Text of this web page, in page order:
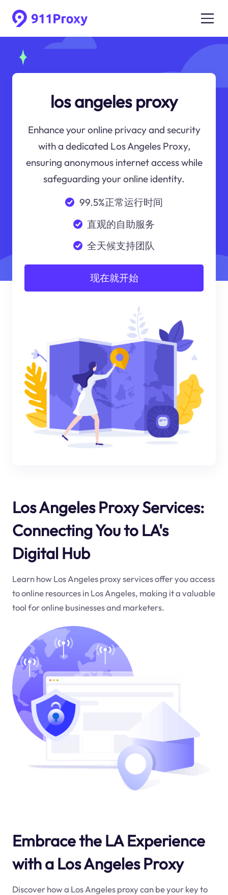
los angeles proxy
Enhance your online privacy and security
with a dedicated Los Angeles Proxy,
ensuring anonymous internet access while
safeguarding your online identity.
99.5%正常运行时间
直观的自助服务
全天候支持团队
现在就开始
Los Angeles Proxy Services:
Connecting You to LA's
Digital Hub
Learn how Los Angeles proxy services offer you access
to online resources in Los Angeles, making it a valuable
tool for online businesses and marketers.
Embrace the LA Experience
with a Los Angeles Proxy
Discover how a Los Angeles proxy can be your key to